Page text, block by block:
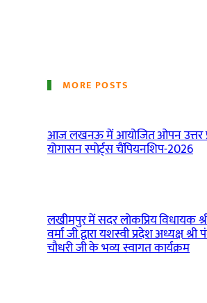
MORE POSTS
आज लखनऊ में आयोजित ओपन उत्तर
योगासन स्पोर्ट्स चैंपियनशिप-2026
लखीमपुर में सदर लोकप्रिय विधायक
वर्मा जी द्वारा यशस्वी प्रदेश अध्यक्ष
चौधरी जी के भव्य स्वागत कार्यक्रम